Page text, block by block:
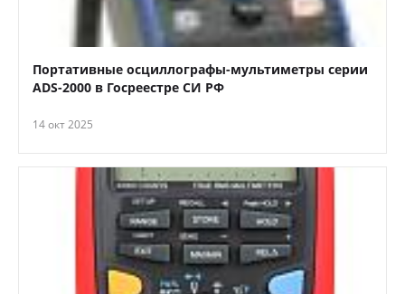
Портативные осциллографы-мультиметры серии
ADS-2000 в Госреестре СИ РФ
14 окт 2025